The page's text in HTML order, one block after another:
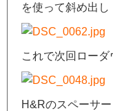
を使って斜め出し
これで次回ロー
H&Rのスペーサ